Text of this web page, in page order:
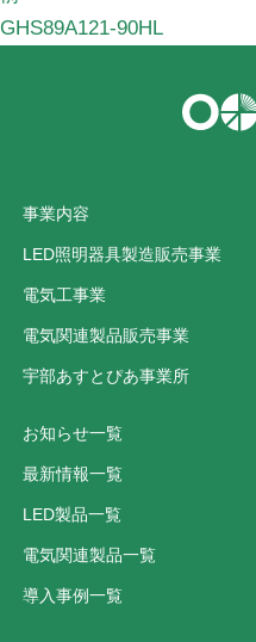
GHS89A121-90HL
事業内容
LED照明器具製造販売事業
電気工事業
電気関連製品販売事業
宇部あすとぴあ事業所
お知らせ一覧
最新情報一覧
LED製品一覧
電気関連製品一覧
導入事例一覧